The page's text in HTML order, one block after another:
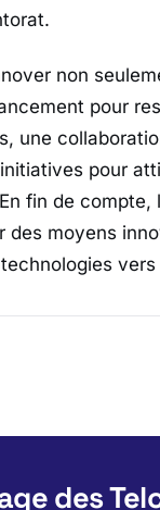
non
pour
une
pour
fin de compte,
moyens
vers
des